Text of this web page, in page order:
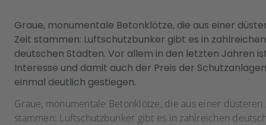
Graue, monumentale Betonklötze, die aus einer
Zeit stammen: Luftschutzbunker gibt es in zahlreichen
deutschen Städten. Vor allem in den letzten Jahren
Interesse und damit auch der Preis der
einmal deutlich gestiegen.
Graue, monumentale Betonklötze, die aus einer düsteren
stammen: Luftschutzbunker gibt es in zahlreichen